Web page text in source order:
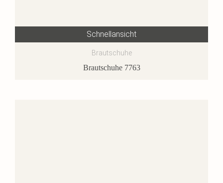
Schnellansicht
Brautschuhe
Brautschuhe 7763